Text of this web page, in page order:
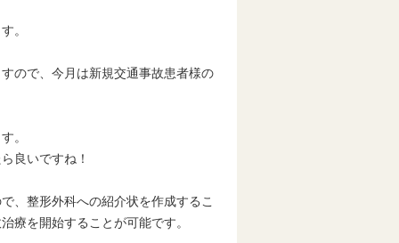
。
ので、今月は新規交通事故患者様の
。
良いですね！
、整形外科への紹介状を作成するこ
療を開始することが可能です。